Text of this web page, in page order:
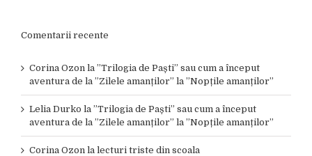
Comentarii recente
Corina Ozon la ”Trilogia de Paști” sau cum a început
aventura de la ”Zilele amanților” la ”Nopțile amanților”
Lelia Durko la ”Trilogia de Paști” sau cum a început
aventura de la ”Zilele amanților” la ”Nopțile amanților”
Corina Ozon la lecturi triste din scoala